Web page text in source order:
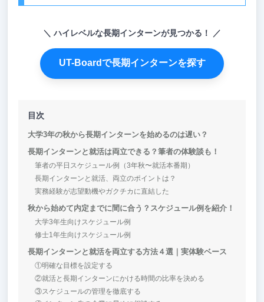
ハイレベルな長期インターンが見つかる！
UT-Boardで長期インターンを探す
目次
大学3年の秋から長期インターンを始めるのは遅い？
長期インターンと就活は両立できる？筆者の体験談も！
筆者の平日スケジュール例（3年秋〜就活本番期）
長期インターンと就活、両立のポイントは？
実務経験が志望動機やガクチカに直結した
秋から始めて内定までに間に合う？スケジュール例を紹介！
大学3年生向けスケジュール例
修士1年生向けスケジュール例
長期インターンと就活を両立する方法４選｜実体験ベース
①明確な目標を設定する
②就活と長期インターンにかける時間の比率を決める
③スケジュールの管理を徹底する